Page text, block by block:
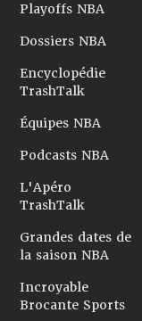
Playoffs NBA
Dossiers NBA
Encyclopédie
TrashTalk
Équipes NBA
Podcasts NBA
L'Apéro
TrashTalk
Grandes dates de
la saison NBA
Incroyable
Brocante Sports